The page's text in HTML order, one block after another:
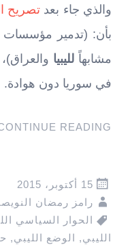
والذي جاء بعد تصريح
بأن: (تدمير مؤسسات
مشابهاًلليبيا
في سوريا دون هوادة.
READING
15 أكتوبر، 2015
رامز رمضان
الحوار السياسي
الليبي, الوضع الليبي,